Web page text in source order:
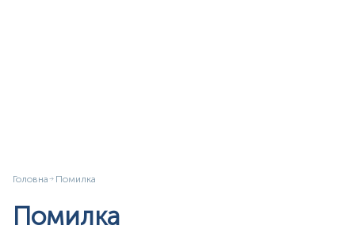
Головна Помилка
Помилка